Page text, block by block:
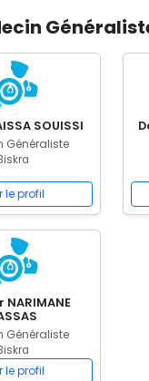
SOUISSI
Généraliste
le profil
NARIMANE
Généraliste
le profil